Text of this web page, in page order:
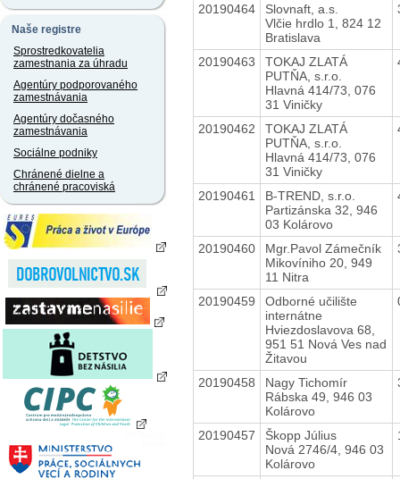
Naše registre
Sprostredkovatelia
zamestnania za úhradu
Agentúry podporovaného
zamestnávania
Agentúry dočasného
zamestnávania
Sociálne podniky
Chránené dielne a
chránené pracoviská
20190464
Slovnaft, a.s.
Vlčie hrdlo 1, 824 12
Bratislava
20190463
TOKAJ ZLATÁ
PUTŇA, s.r.o.
Hlavná 414/73, 076
31 Viničky
20190462
TOKAJ ZLATÁ
PUTŇA, s.r.o.
Hlavná 414/73, 076
31 Viničky
20190461
B-TREND, s.r.o.
Partizánska 32, 946
03 Kolárovo
20190460
Mgr.Pavol Zámečník
Mikovíniho 20, 949
11 Nitra
20190459
Odborné učilište
internátne
Hviezdoslavova 68,
951 51 Nová Ves nad
Žitavou
20190458
Nagy Tichomír
Rábska 49, 946 03
Kolárovo
20190457
Škopp Július
Nová 2746/4, 946 03
Kolárovo